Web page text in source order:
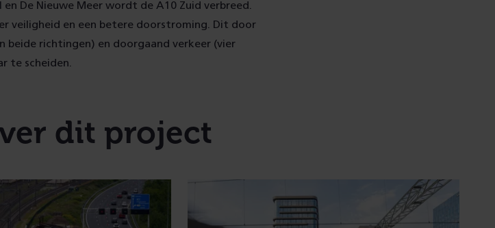
De Nieuwe Meer wordt de A10 Zuid verbreed.
veiligheid en een betere doorstroming. Dit door
beide richtingen) en doorgaand verkeer (vier
te scheiden.
dit project